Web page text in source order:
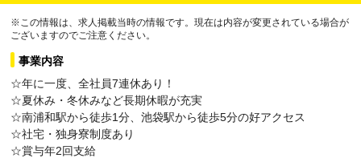
※この情報は、求人掲載当時の情報です。現在は内容が変更されている場合が
ございますのでご注意ください。
事業内容
☆年に一度、全社員7連休あり！
☆夏休み・冬休みなど長期休暇が充実
☆南浦和駅から徒歩1分、池袋駅から徒歩5分の好アクセス
☆社宅・独身寮制度あり
☆賞与年2回支給